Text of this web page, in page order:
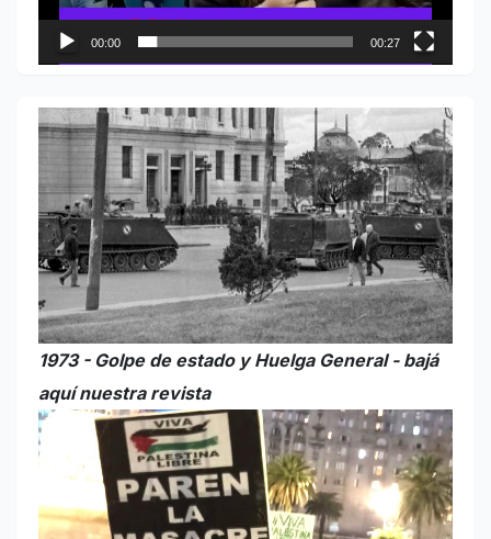
00:00 00:27
1973 - Golpe de estado y Huelga General - bajá
aquí nuestra revista